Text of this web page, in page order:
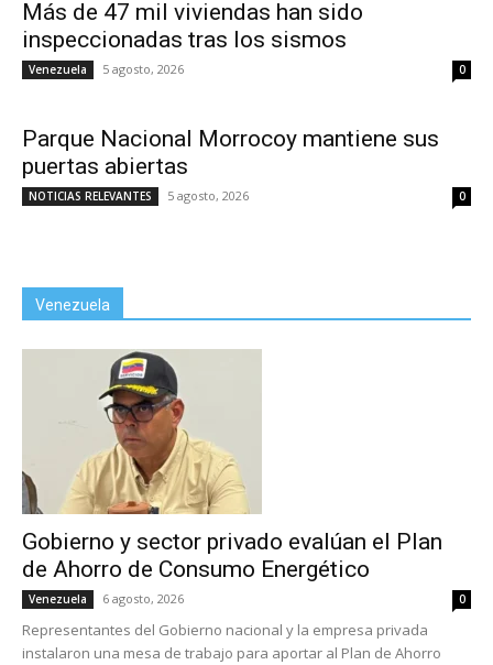
Más de 47 mil viviendas han sido
inspeccionadas tras los sismos
Venezuela 5 agosto, 2026 0
Parque Nacional Morrocoy mantiene sus
puertas abiertas
NOTICIAS RELEVANTES 5 agosto, 2026 0
Venezuela
Gobierno y sector privado evalúan el Plan
de Ahorro de Consumo Energético
Venezuela 6 agosto, 2026 0
Representantes del Gobierno nacional y la empresa privada
instalaron una mesa de trabajo para aportar al Plan de Ahorro